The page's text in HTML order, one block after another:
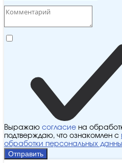
Выражаю согласие на
подтверждаю, что ознакомлен с
обработки персональных
Отправить